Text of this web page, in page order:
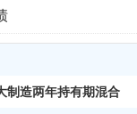
制造两年持有期混合